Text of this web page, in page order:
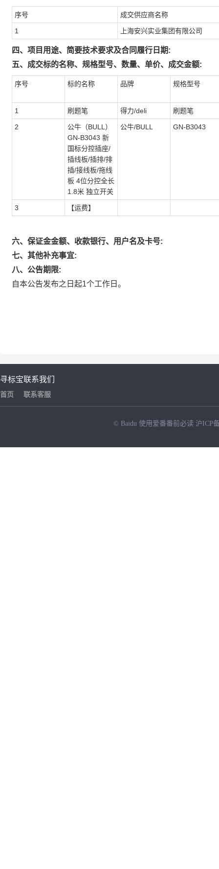
序号 成交供应商名称
1 上海安兴实业集团有限公司
四、项目用途、简要技术要求及合同履行日期:
五、成交标的名称、规格型号、数量、单价、成交金额:
序号 标的名称 品牌 规格型号
1 刷题笔 得力/deli 刷题笔
2
公牛（BULL）
GN-B3043 新
国标分控插座/
插线板/插排/排
插/接线板/拖线
板 4位分控全长
1.8米 独立开关
公牛/BULL GN-B3043
3 【运费】
六、保证金金额、收款银行、用户名及卡号:
七、其他补充事宜:
八、公告期限:
自本公告发布之日起1个工作日。
寻标宝
首页
联系我们
联系客服
© Baidu 使用爱番番前必读 沪ICP